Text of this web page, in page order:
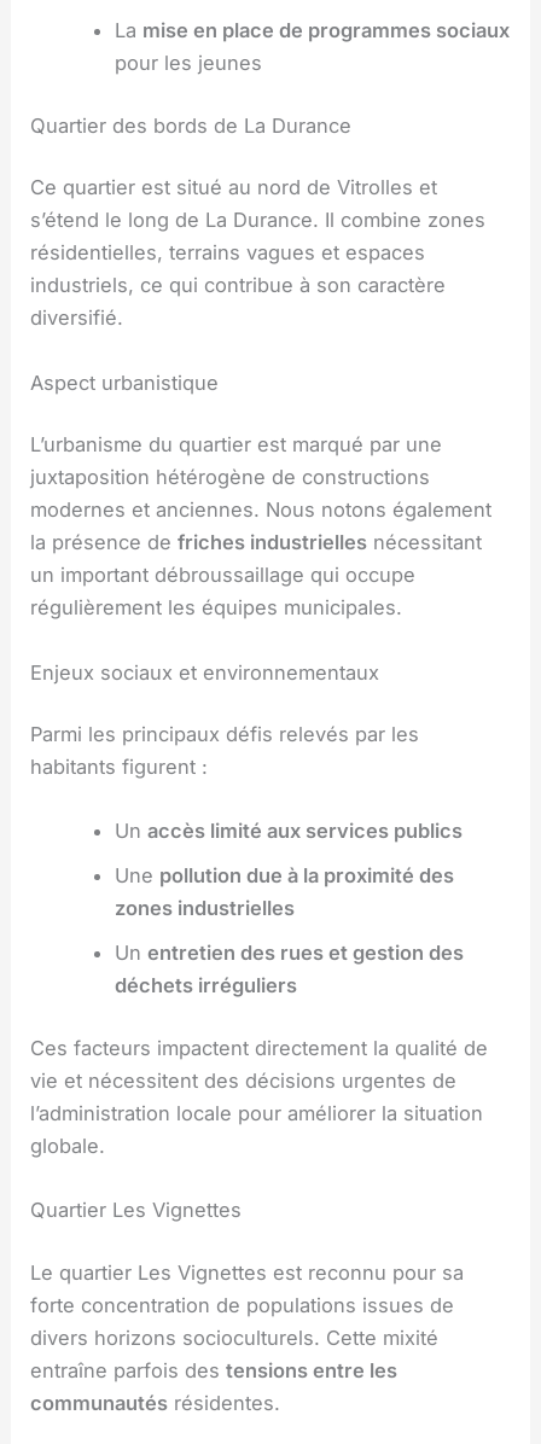
La mise en place de programmes sociaux
pour les jeunes
Quartier des bords de La Durance
Ce quartier est situé au nord de Vitrolles et
s’étend le long de La Durance. Il combine zones
résidentielles, terrains vagues et espaces
industriels, ce qui contribue à son caractère
diversifié.
Aspect urbanistique
L’urbanisme du quartier est marqué par une
juxtaposition hétérogène de constructions
modernes et anciennes. Nous notons également
la présence defriches industrielles nécessitant
un important débroussaillage qui occupe
régulièrement les équipes municipales.
Enjeux sociaux et environnementaux
Parmi les principaux défis relevés par les
habitants figurent :
Un accès limité aux services publics
Une pollution due à la proximité des
zones industrielles
Un entretien des rues et gestion des
déchets irréguliers
Ces facteurs impactent directement la qualité de
vie et nécessitent des décisions urgentes de
l’administration locale pour améliorer la situation
globale.
Quartier Les Vignettes
Le quartier Les Vignettes est reconnu pour sa
forte concentration de populations issues de
divers horizons socioculturels. Cette mixité
entraîne parfois destensions entre les
communautés résidentes.